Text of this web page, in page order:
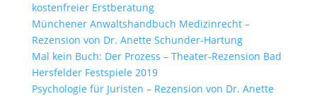
kostenfreier Erstberatung
Münchener Anwaltshandbuch Medizinrecht –
Rezension von Dr. Anette Schunder-Hartung
Mal kein Buch: Der Prozess – Theater-Rezension Bad
Hersfelder Festspiele 2019
Psychologie für Juristen – Rezension von Dr. Anette